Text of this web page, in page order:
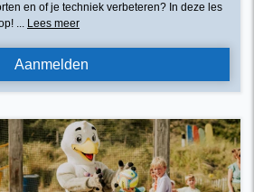
en of je techniek verbeteren? In deze les
... Lees meer
Aanmelden